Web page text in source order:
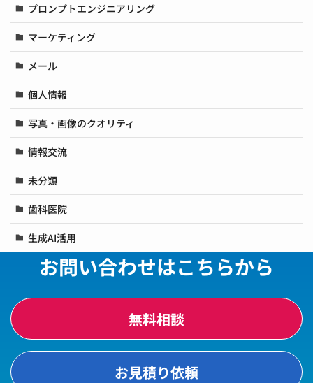
プロンプトエンジニアリング
マーケティング
メール
個人情報
写真・画像のクオリティ
情報交流
未分類
歯科医院
生成AI活用
お問い合わせはこちらから
無料相談
お見積り依頼